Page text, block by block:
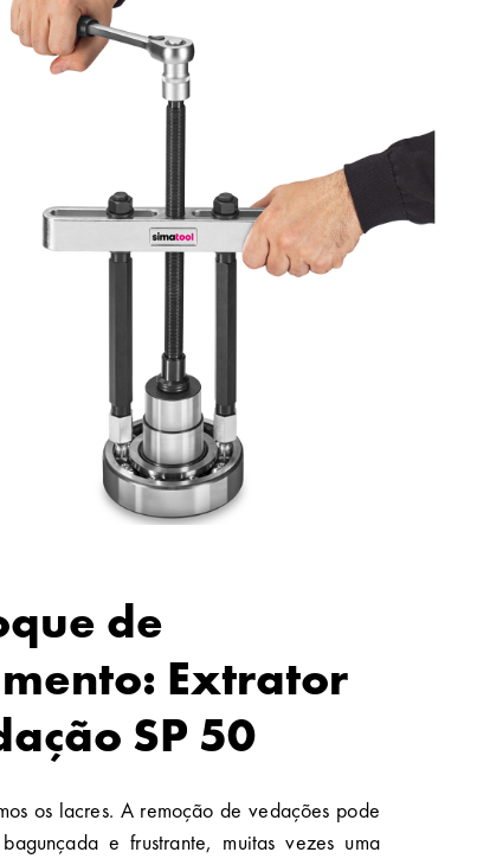
de
Extrator
SP 50
os lacres. A remoção de vedações pode
e frustrante, muitas vezes uma